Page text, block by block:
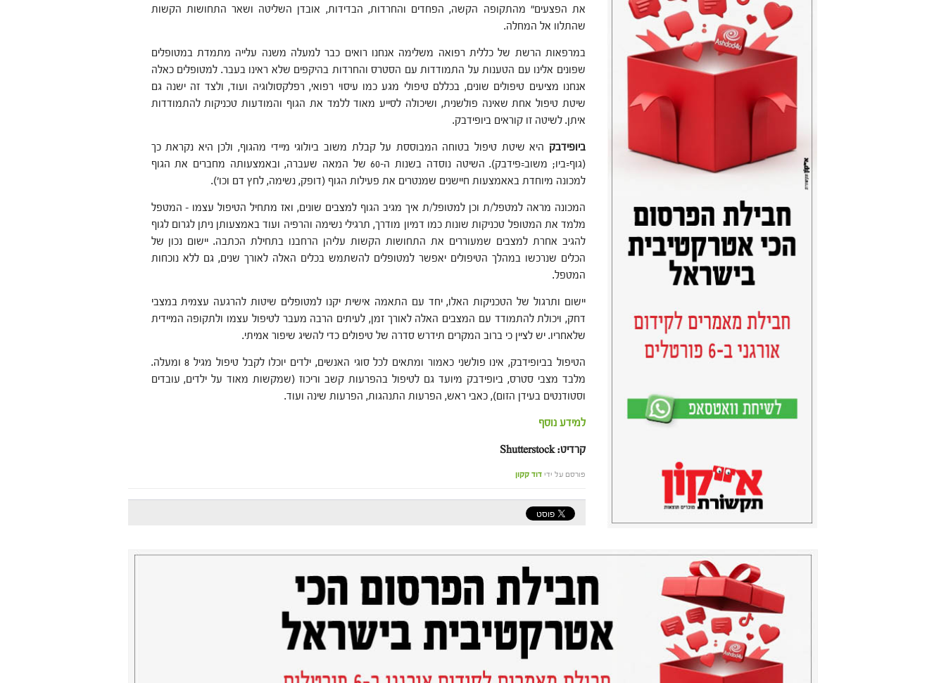
את הפצעים" מהתקופה הקשה, הפחדים והחרדות, הבדידות, אובדן השליטה ושאר התחושות הקשות
שהתלוו אל המחלה.
במרפאות הרשת של כללית רפואה משלימה אנחנו רואים כבר למעלה משנה עלייה מתמדת במטופלים
שפונים אלינו עם הטענות על התמודדות עם הסטרס והחרדות בהיקפים שלא ראינו בעבר. למטופלים כאלה
אנחנו מציעים טיפולים שונים, בכללם טיפולי מגע כמו עיסוי רפואי, רפלקסולוגיה ועוד, ולצד זה ישנה גם
שיטת טיפול אחת שאינה פולשנית, ושיכולה לסייע מאוד ללמד את הגוף והמודעות טכניקות להתמודדות
איתן. לשיטה זו קוראים ביופידבק.
ביופידבק היא שיטת טיפול בטוחה המבוססת על קבלת משוב ביולוגי מיידי מהגוף, ולכן היא נקראת כך
(גוף=ביו; משוב=פידבק). השיטה נוסדה בשנות ה-60 של המאה שעברה, ובאמצעותה מחברים את הגוף
למכונה מיוחדת באאמצעות חיישנים שמנטרים את פעילות הגוף (דופק, נשימה, לחץ דם וכו').
המכונה מראה למטפל/ת וכן למטופל/ת איך מגיב הגוף למצבים שונים, ואז מתחיל הטיפול עצמו – המטפל
מלמד את המטופל טכניקות שונות כמו דמיון מודרך, תרגילי נשימה והרפיה ועוד באמצעותן ניתן לגרום לגוף
להגיב אחרת למצבים שמעוררים את התחושות הקשות עליהן הרחבנו בתחילת הכתבה. יישום נכון של
הכלים שנרכשו במהלך הטיפולים יאפשר למטופלים להשתמש בכלים האלה לאורך שנים, גם ללא נוכחות
המטפל.
יישום ותרגול של הטכניקות האלו, יחד עם התאמה אישית יקנו למטופלים שיטות להרגעה עצמית במצבי
דחק, ויכולת להתמודד עם המצבים האלה לאורך זמן, לעיתים הרבה מעבר לטיפול עצמו ולתקופה המיידית
שלאחריו. יש לציין כי ברוב המקרים תידרש סדרה של טיפולים כדי להשיג שיפור אמיתי.
הטיפול בביופידבק, אינו פולשני כאמור ומתאים לכל סוגי האנשים, ילדים יוכלו לקבל טיפול מגיל 8 ומעלה.
מלבד מצבי סטרס, ביופידבק מיועד גם לטיפול בהפרעות קשב וריכוז (שמקשות מאוד על ילדים, עובדים
וסטודנטים בעידן הזום), כאבי ראש, הפרעות התנהגות, הפרעות שינה ועוד.
למידע נוסף
קרדיט: Shutterstock
פורסם על ידי דוד קקון